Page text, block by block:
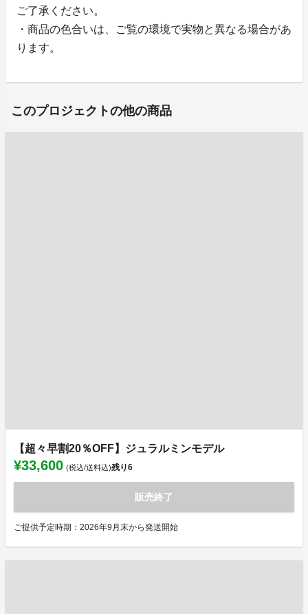
ご了承ください。
・商品の色合いは、ご覧の環境で実物と異なる場合があ
ります。
このプロジェクトの他の商品
【超々早割20％OFF】ジュラルミンモデル
¥33,600 (税込/送料込)残り6
販売終了
ご提供予定時期：2026年9月末から発送開始